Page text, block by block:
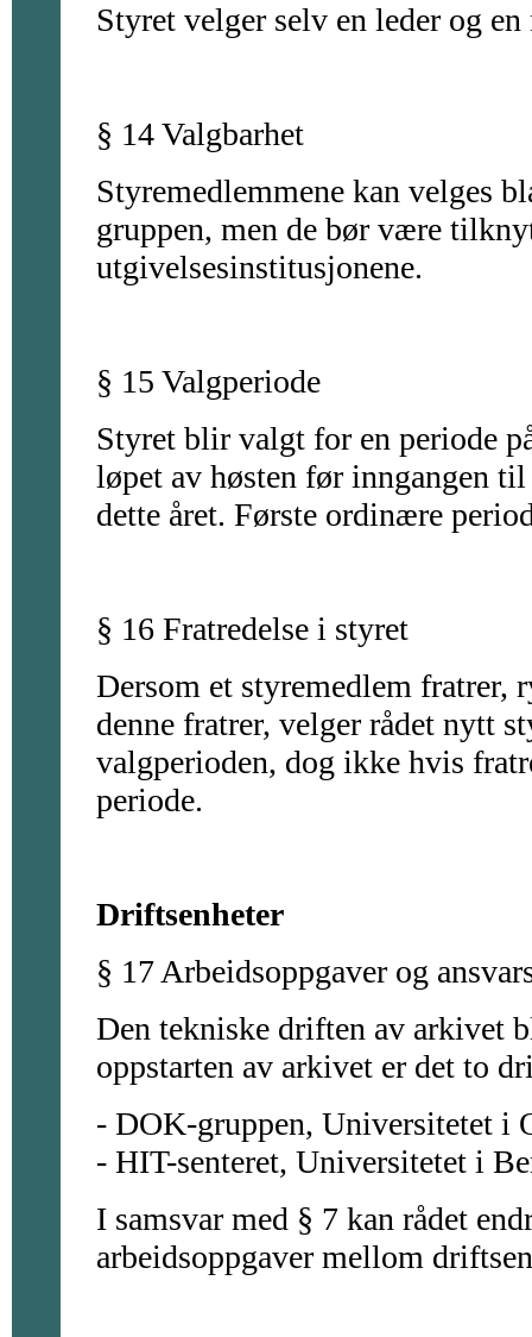
Styret velger selv en leder og en
§ 14 Valgbarhet
Styremedlemmene kan velges
gruppen, men de bør være
utgivelsesinstitusjonene.
§ 15 Valgperiode
Styret blir valgt for en periode
løpet av høsten før inngangen
dette året. Første ordinære
§ 16 Fratredelse i styret
Dersom et styremedlem fratrer,
denne fratrer, velger rådet nytt
valgperioden, dog ikke hvis
periode.
Driftsenheter
§ 17 Arbeidsoppgaver og
Den tekniske driften av arkivet
oppstarten av arkivet er det to
- DOK-gruppen, Universitetet i
- HIT-senteret, Universitetet i
I samsvar med § 7 kan rådet
arbeidsoppgaver mellom